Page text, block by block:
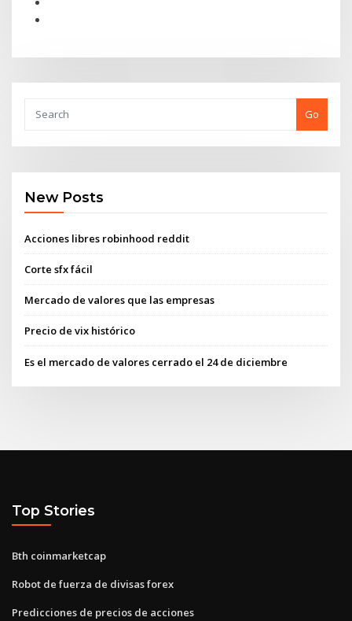
Go
New Posts
Acciones libres robinhood reddit
Corte sfx fácil
Mercado de valores que las empresas
Precio de vix histórico
Es el mercado de valores cerrado el 24 de diciembre
Top Stories
Bth coinmarketcap
Robot de fuerza de divisas forex
Predicciones de precios de acciones